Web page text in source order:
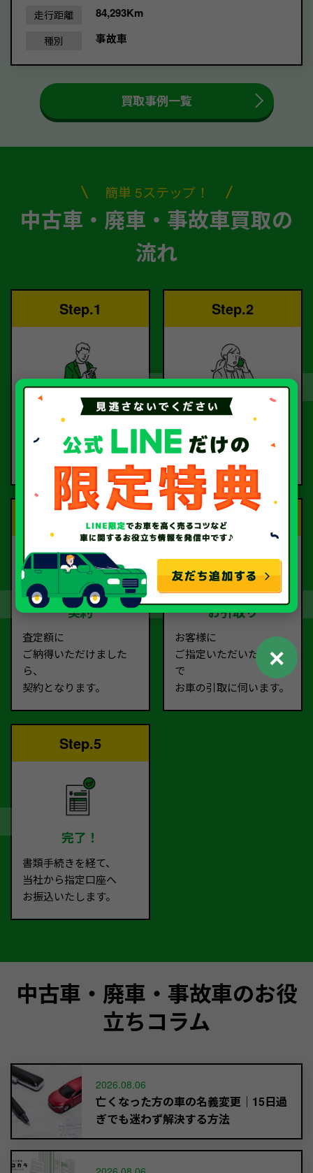
走行距離 84,293Km
種別 事故車
買取事例一覧
簡単 5ステップ！
中古車・廃車・事故車買取の
流れ
Step.1
ご依頼
お電話または査定フォー
ムより
Step.2
査定
査定のプロが
お電話で回答いたしま
す。
Step.3
契約
査定額に
ご納得いただけました
ら、
契約となります。
Step.4
お引取り
お客様に
ご指定いただいた場所ま
で
お車の引取に伺います。
Step.5
完了！
書類手続きを経て、
当社から指定口座へ
お振込いたします。
中古車・廃車・事故車のお役
立ちコラム
2026.08.06
亡くなった方の車の名義変更｜15日過
ぎでも迷わず解決する方法
✕